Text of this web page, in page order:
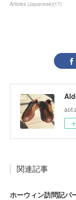
Articles (Japanese)(17)
関連記事
ホーウィン訪問記パ